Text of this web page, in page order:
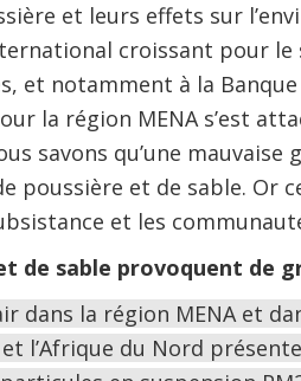
et leurs effets sur
croissant pour le
et notamment à la
la région MENA s’est
savons qu’une mauvaise
poussière et de sable. Or
et les
de sable provoquent de
dans la région MENA et
l’Afrique du Nord